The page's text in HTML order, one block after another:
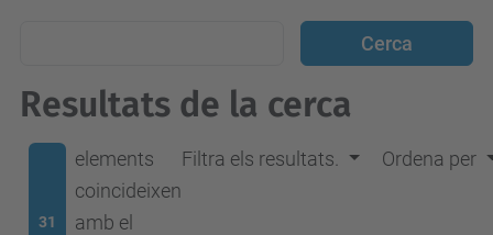
Resultats de la cerca
31
elements
coincideixen
amb el
Filtra els resultats. Ordena per